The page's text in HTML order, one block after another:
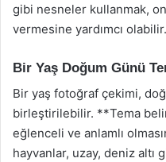
gibi nesneler kullanmak,
vermesine yardımcı olabilir.
Bir Yaş Doğum Günü
Bir yaş fotoğraf çekimi,
birleştirilebilir. **Tema
eğlenceli ve anlamlı
hayvanlar, uzay, deniz altı